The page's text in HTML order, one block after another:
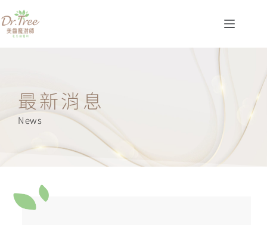
最新消息
News